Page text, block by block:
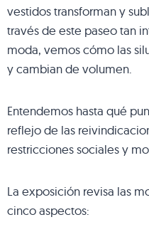
vestidos transforman y
través de este paseo tan
moda, vemos cómo las
y cambian de volumen.
Entendemos hasta qué
reflejo de las
restricciones sociales y
La exposición revisa las
cinco aspectos: